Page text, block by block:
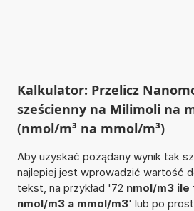
Kalkulator: Przelicz
sześcienny na Milimoli na
(nmol/m³ na mmol/m³)
Aby uzyskać pożądany wynik tak
najlepiej jest wprowadzić wartość
tekst, na przykład '72 nmol/m3 ile
nmol/m3 a mmol/m3' lub po